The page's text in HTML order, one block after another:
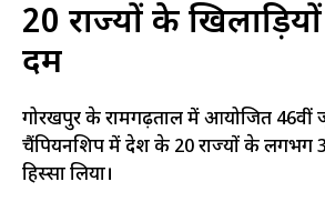
20 राज्यों के
दम
गोरखपुर के रामगढ़ताल में आयोजित 46वीं
चैंपियनशिप में देश के 20 राज्यों के लगभग
हिस्सा लिया।